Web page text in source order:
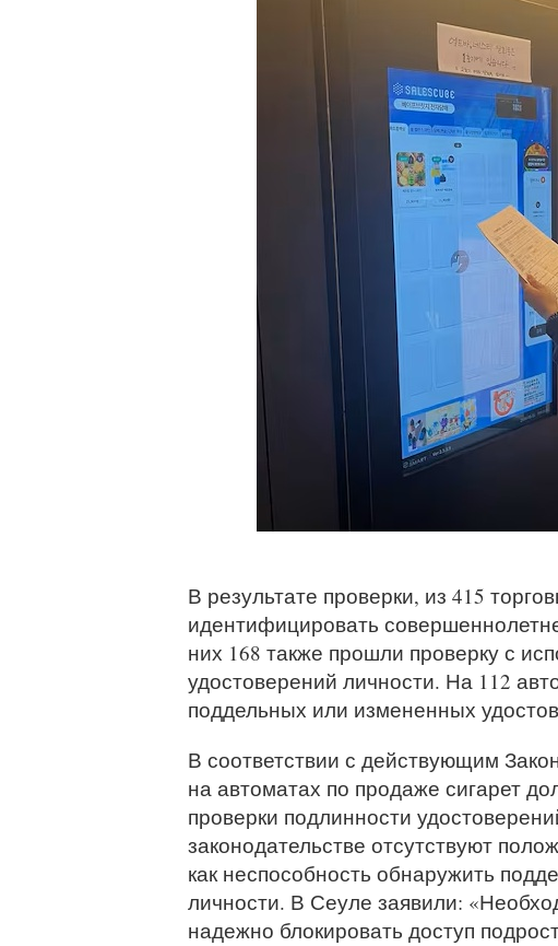
В результате проверки, из 415
идентифицировать
них 168 также прошли проверку с
удостоверений личности. На 112
поддельных или измененных
В соответствии с действующим
на автоматах по продаже сигарет
проверки подлинности
законодательстве отсутствуют
как неспособность обнаружить
личности. В Сеуле заявили:
надежно блокировать доступ